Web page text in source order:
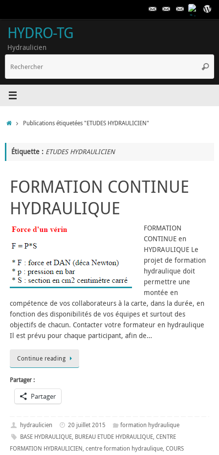
contenu
HYDRO-TG
Hydraulicien
:
AccueilPublications étiquetées "ETUDES HYDRAULICIEN"
Étiquette : ETUDES HYDRAULICIEN
FORMATION CONTINUE
HYDRAULIQUE
FORMATION
CONTINUE en
HYDRAULIQUE Le
projet de formation
hydraulique doit
permettre une
montée en
compétence de vos collaborateurs à la carte, dans la durée, en
fonction des disponibilités de vos équipes et surtout des
objectifs de chacun. Contacter votre formateur en hydraulique
Il est prévu pour chaque participant, afin de…
Continue reading
Partager :
Partager
hydraulicien 20 juillet 2015
formation hydraulique
BASE HYDRAULIQUE, BUREAU ETUDE HYDRAULIQUE, CENTRE
FORMATION HYDRAULICIEN, centre formation hydraulique, COURS